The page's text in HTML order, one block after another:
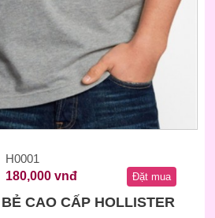
H0001
180,000 vnđ Đặt mua
CAO CẤP HOLLISTER